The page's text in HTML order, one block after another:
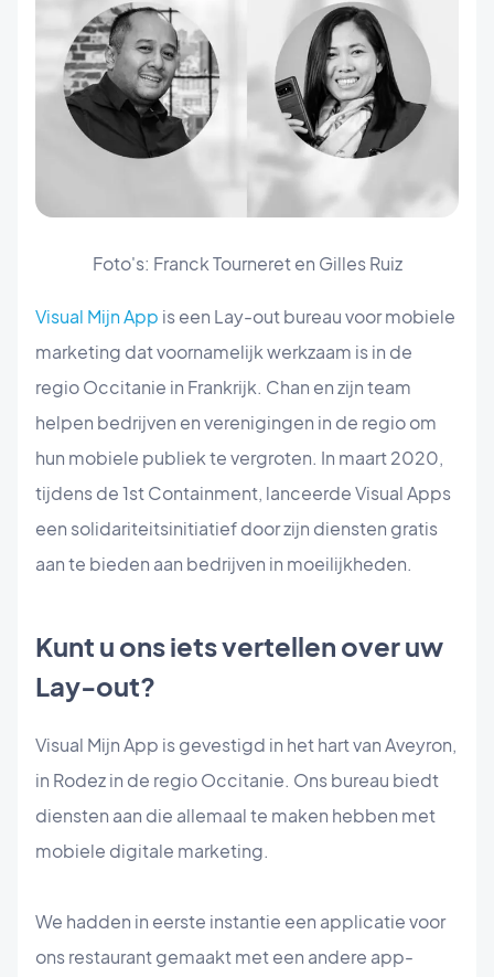
Foto's: Franck Tourneret en Gilles Ruiz
Visual Mijn App is een Lay-out bureau voor mobiele
marketing dat voornamelijk werkzaam is in de
regio Occitanie in Frankrijk. Chan en zijn team
helpen bedrijven en verenigingen in de regio om
hun mobiele publiek te vergroten. In maart 2020,
tijdens de 1st Containment, lanceerde Visual Apps
een solidariteitsinitiatief door zijn diensten gratis
aan te bieden aan bedrijven in moeilijkheden.
Kunt u ons iets vertellen over uw
Lay-out?
Visual Mijn App is gevestigd in het hart van Aveyron,
in Rodez in de regio Occitanie. Ons bureau biedt
diensten aan die allemaal te maken hebben met
mobiele digitale marketing.
We hadden in eerste instantie een applicatie voor
ons restaurant gemaakt met een andere app-